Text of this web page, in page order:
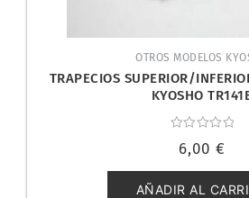
OTROS MODELOS
TRAPECIOS SUPERIOR/
KYOSHO
con
de
5
6,00 €
AÑADIR AL